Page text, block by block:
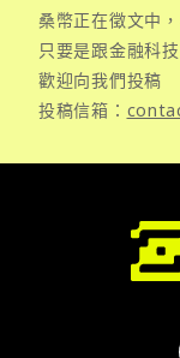
桑幣正在徵文中
只要是跟金融科
歡迎向我們投稿
投稿信箱：